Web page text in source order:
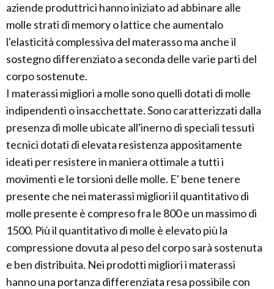
aziende produttrici hanno iniziato ad abbinare alle
molle strati di memory o lattice che aumentalo
l'elasticità complessiva del materasso ma anche il
sostegno differenziato a seconda delle varie parti del
corpo sostenute.
I materassi migliori a molle sono quelli dotati di molle
indipendenti o insacchettate. Sono caratterizzati dalla
presenza di molle ubicate all'inerno di speciali tessuti
tecnici dotati di elevata resistenza appositamente
ideati per resistere in maniera ottimale a tutti i
movimenti e le torsioni delle molle. E' bene tenere
presente che nei materassi migliori il quantitativo di
molle presente è compreso fra le 800 e un massimo di
1500. Più il quantitativo di molle è elevato più la
compressione dovuta al peso del corpo sarà sostenuta
e ben distribuita. Nei prodotti migliori i materassi
hanno una portanza differenziata resa possibile con